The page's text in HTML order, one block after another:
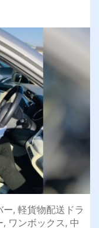
, 軽貨物配送ドラ
ワンボックス, 中